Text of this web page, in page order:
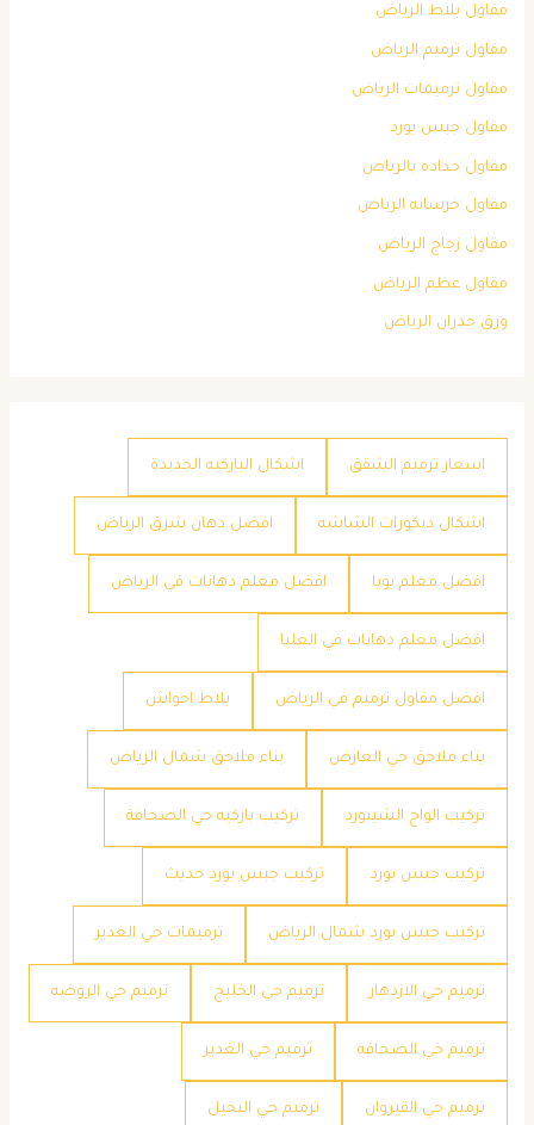
مقاول بلاط الرياض
مقاول ترميم الرياض
مقاول ترميمات الرياض
مقاول جبس بورد
مقاول حداده بالرياض
مقاول خرسانه الرياض
مقاول زجاج الرياض
مقاول عظم الرياض
ورق جدران الرياض
اسعار ترميم الشقق اشكال الباركيه الجديدة
اشكال ديكورات الشاشه افضل دهان شرق الرياض
افضل معلم بويا افضل معلم دهانات في الرياض
افضل معلم دهانات في العليا
افضل مقاول ترميم في الرياض بلاط احواش
بناء ملاحق حي العارض بناء ملاحق شمال الرياض
تركيب الواح الشيبورد تركيب باركيه حي الصحافة
تركيب جبس بورد تركيب جبس بورد حديث
تركيب جبس بورد شمال الرياض ترميمات حي الغدير
ترميم حي الازدهار ترميم حي الخليج ترميم حي الروضه
ترميم حي الصحافه ترميم حي الغدير
ترميم حي القيروان ترميم حي النخيل